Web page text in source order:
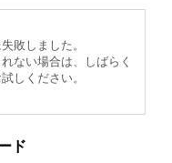
敗しました。
ない場合は、しばらく
しください。
ド